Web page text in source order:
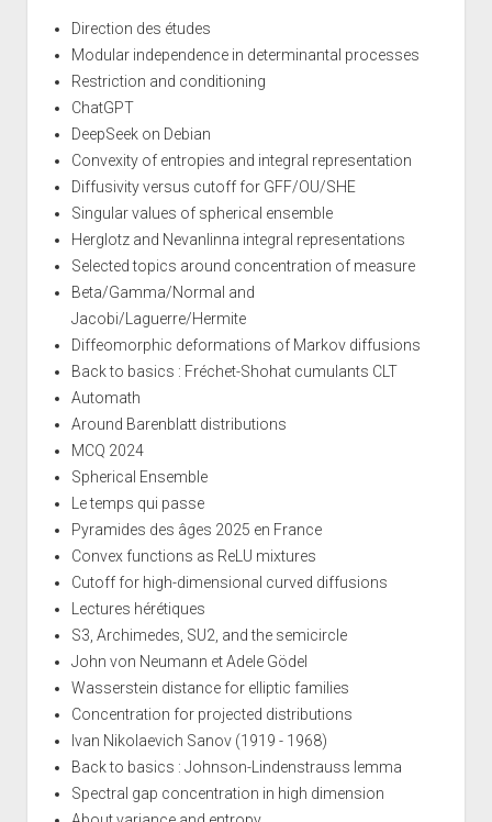
Direction des études
Modular independence in determinantal processes
Restriction and conditioning
ChatGPT
DeepSeek on Debian
Convexity of entropies and integral representation
Diffusivity versus cutoff for GFF/OU/SHE
Singular values of spherical ensemble
Herglotz and Nevanlinna integral representations
Selected topics around concentration of measure
Beta/Gamma/Normal and
Jacobi/Laguerre/Hermite
Diffeomorphic deformations of Markov diffusions
Back to basics : Fréchet-Shohat cumulants CLT
Automath
Around Barenblatt distributions
MCQ 2024
Spherical Ensemble
Le temps qui passe
Pyramides des âges 2025 en France
Convex functions as ReLU mixtures
Cutoff for high-dimensional curved diffusions
Lectures hérétiques
S3, Archimedes, SU2, and the semicircle
John von Neumann et Adele Gödel
Wasserstein distance for elliptic families
Concentration for projected distributions
Ivan Nikolaevich Sanov (1919 - 1968)
Back to basics : Johnson-Lindenstrauss lemma
Spectral gap concentration in high dimension